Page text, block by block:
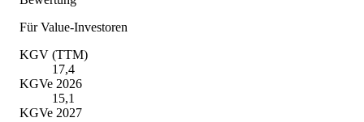
Für Value-Investoren
KGV (TTM)
17,4
KGVe 2026
15,1
KGVe 2027